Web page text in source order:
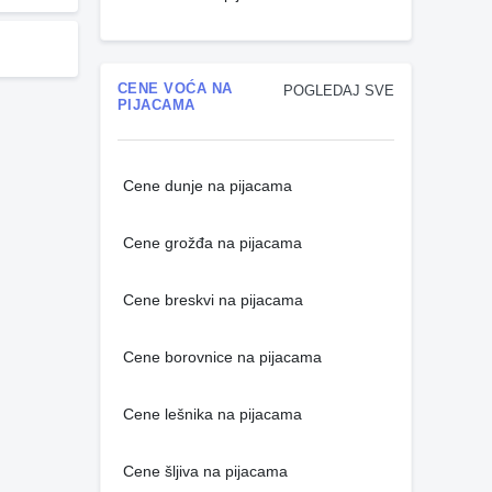
POGLEDAJ SVE
CENE VOĆA NA
PIJACAMA
Cene dunje na pijacama
Cene grožđa na pijacama
Cene breskvi na pijacama
Cene borovnice na pijacama
Cene lešnika na pijacama
Cene šljiva na pijacama